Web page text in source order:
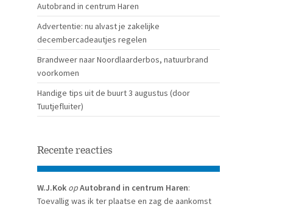
Autobrand in centrum Haren
Advertentie: nu alvast je zakelijke
decembercadeautjes regelen
Brandweer naar Noordlaarderbos, natuurbrand
voorkomen
Handige tips uit de buurt 3 augustus (door
Tuutjefluiter)
Recente reacties
W.J.Kok opAutobrand in centrum Haren:
Toevallig was ik ter plaatse en zag de aankomst